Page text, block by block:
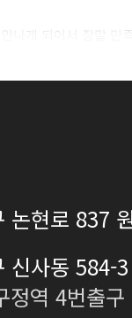
나게 되어서 장말 만
논현로 837
신사동 584-
정역 4번출